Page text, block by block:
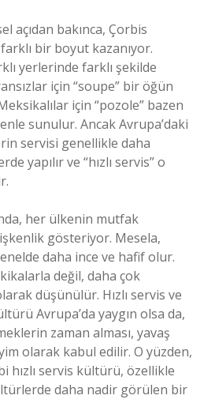
açıdan bakınca, Çorbis
bir boyut kazanıyor.
yerlerinde farklı şekilde
için “soupe” bir öğün
için “pozole” bazen
sunulur. Ancak Avrupa’daki
servisi genellikle daha
yapılır ve “hızlı servis” o
her ülkenin mutfak
gösteriyor. Mesela,
daha ince ve hafif olur.
değil, daha çok
düşünülür. Hızlı servis ve
Avrupa’da yaygın olsa da,
zaman alması, yavaş
olarak kabul edilir. O yüzden,
hızlı servis kültürü, özellikle
daha nadir görülen bir